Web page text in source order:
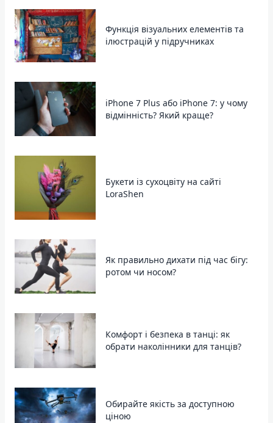
Функція візуальних елементів та
ілюстрацій у підручниках
iPhone 7 Plus або iPhone 7: у чому
відмінність? Який краще?
Букети із сухоцвіту на сайті
LoraShen
Як правильно дихати під час бігу:
ротом чи носом?
Комфорт і безпека в танці: як
обрати наколінники для танців?
Обирайте якість за доступною
ціною